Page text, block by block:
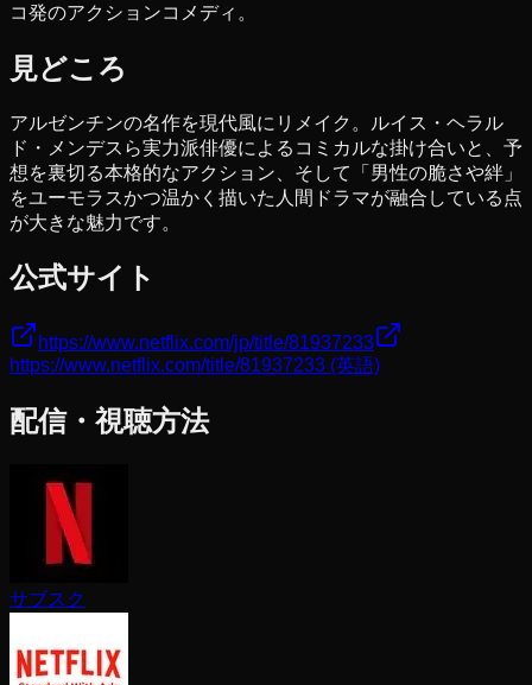
コ発のアクションコメディ。
見どころ
アルゼンチンの名作を現代風にリメイク。ルイス・ヘラル
ド・メンデスら実力派俳優によるコミカルな掛け合いと、予
想を裏切る本格的なアクション、そして「男性の脆さや絆」
をユーモラスかつ温かく描いた人間ドラマが融合している点
が大きな魅力です。
公式サイト
https://www.netflix.com/jp/title/81937233
https://www.netflix.com/title/81937233 (英語)
配信・視聴方法
サブスク